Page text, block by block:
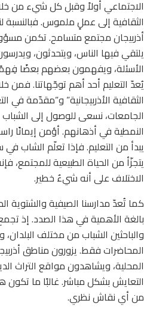
الاجتماعي أولاً وقبل كل شيء من
الثقافية إلى عملٍ ملموس. فبالنسبة
أذربيجان مجتمع متسامح. تكمن
يلتقي فيها الناس، ويتحدثون،
الأسئلة، ويفهمون بعضهم بعضًا
يُعدّ التعليم أحد أهم توجّهاتنا. فمن
الثقافية الأذربيجانية” و”مقدّمة في
الجامعات، نسعى للوصول إلى
النمطية في أذهانهم. أؤمن إيمانًا
يبدأ من التعليم. فإذا تعلّم الشاب
يتجزّأ من الحياة الطبيعية للمجتمع،
الاختلاف على أنه شيءٌ خطير.
كما تُعدّ مدارسنا الصيفية والشتوية
بالغة الأهمية في هذا الصدد. إذ
والباحثين الشباب من مختلف
المحاضرات فقط. يزورون مناطق
المحلية، ويشاهدون مواقع التراث
التعايش بشكل مباشر. غالبًا ما تكون
من أي نقاش نظري.